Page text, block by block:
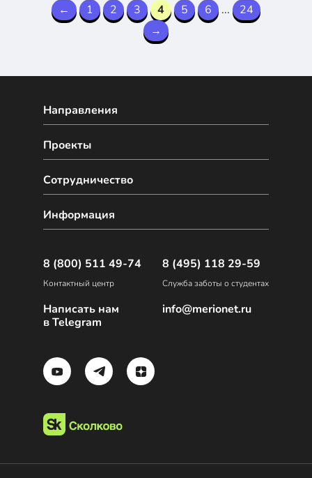
формируют будущее ИТ.
← 1 2 3 4 5 6 ...
24
→
Направления
Сотрудничество
Проекты
Информация
8 (800) 511 49-74
Контактный центр
Написать нам
в Telegram
8 (495) 118 29-59
Служба заботы о студентах
info@merionet.ru